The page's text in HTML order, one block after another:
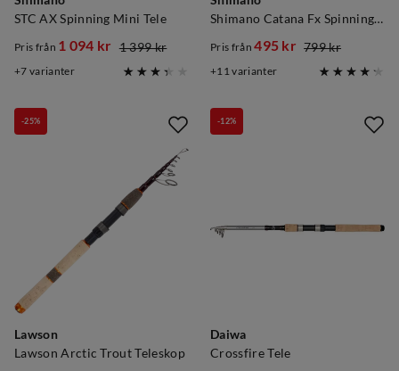
STC AX Spinning Mini Tele
discounted
Pris från 1 094 kr
original
1 399 kr
7 varianter
Shimano Catana Fx Spinning Tele Black
discounted
Pris från495 kr
original
799 kr
11 varianter
Lawson
Lawson Arctic Trout Teleskop
-25%
Daiwa
Crossfire Tele
-12%